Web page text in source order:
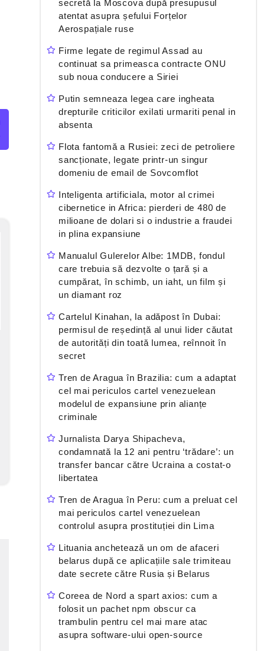
secretă la Moscova după presupusul
atentat asupra șefului Forțelor
Aerospațiale ruse
Firme legate de regimul Assad au
continuat sa primeasca contracte ONU
sub noua conducere a Siriei
Putin semneaza legea care ingheata
drepturile criticilor exilati urmariti penal in
absenta
Flota fantomă a Rusiei: zeci de petroliere
sancționate, legate printr-un singur
domeniu de email de Sovcomflot
Inteligenta artificiala, motor al crimei
cibernetice in Africa: pierderi de 480 de
milioane de dolari si o industrie a fraudei
in plina expansiune
Manualul Gulerelor Albe: 1MDB, fondul
care trebuia să dezvolte o țară și a
cumpărat, în schimb, un iaht, un film și
un diamant roz
Cartelul Kinahan, la adăpost în Dubai:
permisul de reședință al unui lider căutat
de autorități din toată lumea, reînnoit în
secret
Tren de Aragua în Brazilia: cum a adaptat
cel mai periculos cartel venezuelean
modelul de expansiune prin alianțe
criminale
Jurnalista Darya Shipacheva,
condamnată la 12 ani pentru ‘trădare’: un
transfer bancar către Ucraina a costat-o
libertatea
Tren de Aragua în Peru: cum a preluat cel
mai periculos cartel venezuelean
controlul asupra prostituției din Lima
Lituania anchetează un om de afaceri
belarus după ce aplicațiile sale trimiteau
date secrete către Rusia și Belarus
Coreea de Nord a spart axios: cum a
folosit un pachet npm obscur ca
trambulin pentru cel mai mare atac
asupra software-ului open-source